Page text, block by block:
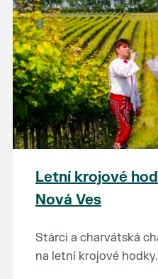
Letní krojové
Nová Ves
Stárci a charvátská
na letní krojové hodky.